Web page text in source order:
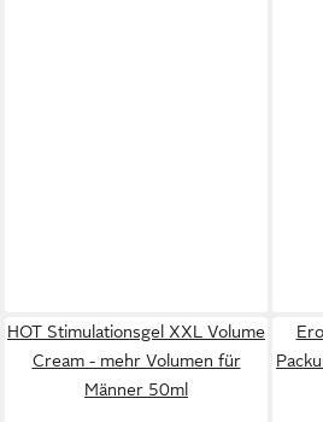
HOT Stimulationsgel XXL Volume
Cream - mehr Volumen für
Männer 50ml